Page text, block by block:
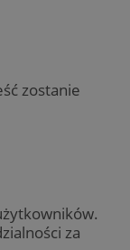
zostanie
za